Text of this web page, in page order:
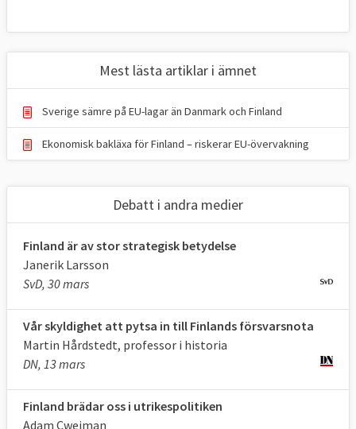
Mest lästa artiklar i ämnet
Sverige sämre på EU-lagar än Danmark och Finland
Ekonomisk bakläxa för Finland – riskerar EU-övervakning
Debatt i andra medier
Finland är av stor strategisk betydelse
Janerik Larsson
SvD, 30 mars
Vår skyldighet att pytsa in till Finlands försvarsnota
Martin Hårdstedt, professor i historia
DN, 13 mars
Finland brädar oss i utrikespolitiken
Adam Cwejman